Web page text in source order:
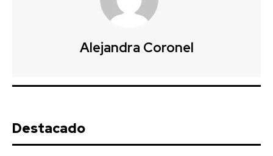
Alejandra Coronel
Destacado